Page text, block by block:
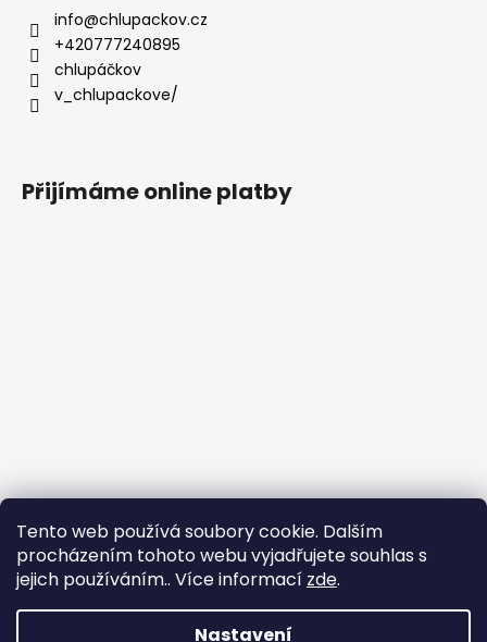
Tento web používá soubory cookie. Dalším
procházením tohoto webu vyjadřujete souhlas s
jejich používáním.. Více informací zde.
Nastavení
info@chlupackov.cz
+420777240895
chlupáčkov
v_chlupackove/
Přijímáme online platby